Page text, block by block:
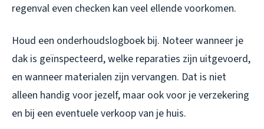
regenval even checken kan veel ellende voorkomen.
Houd een onderhoudslogboek bij. Noteer wanneer je
dak is geïnspecteerd, welke reparaties zijn uitgevoerd,
en wanneer materialen zijn vervangen. Dat is niet
alleen handig voor jezelf, maar ook voor je verzekering
en bij een eventuele verkoop van je huis.